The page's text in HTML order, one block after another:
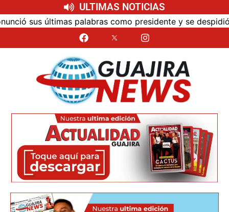
ULTIMAS NOTICIAS
sus últimas palabras como presidente y se despidió de